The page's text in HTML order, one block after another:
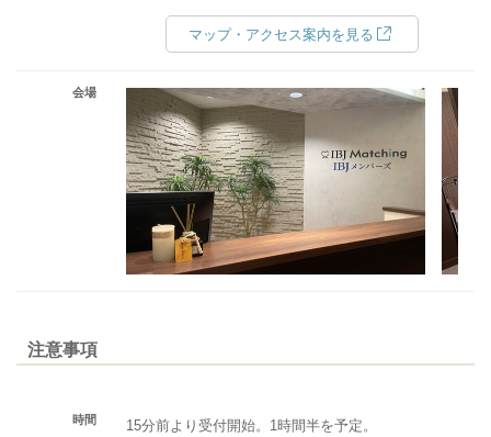
マップ・アクセス案内を見る
会場
注意事項
時間
15分前より受付開始。1時間半を予定。